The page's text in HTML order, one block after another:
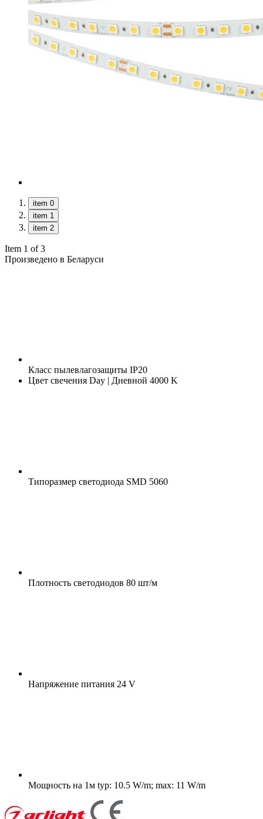
item 0
item 1
item 2
Item 1 of 3
Произведено в Беларуси
Класс пылевлагозащиты IP20
Цвет свечения Day | Дневной 4000 K
Типоразмер светодиода SMD 5060
Плотность светодиодов 80 шт/м
Напряжение питания 24 V
Мощность на 1м typ: 10.5 W/m; max: 11 W/m